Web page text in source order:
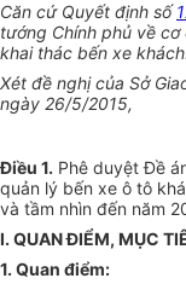
Căn cứ Quyết định số
tướng Chính phủ về
khai thác bến xe khách.
Xét đề nghị của Sở
ngày 26/5/2015,
Điều 1. Phê duyệt Đề
quản lý bến xe ô tô
và tầm nhìn đến năm
I. QUAN ĐIỂM, MỤC
1. Quan điểm: